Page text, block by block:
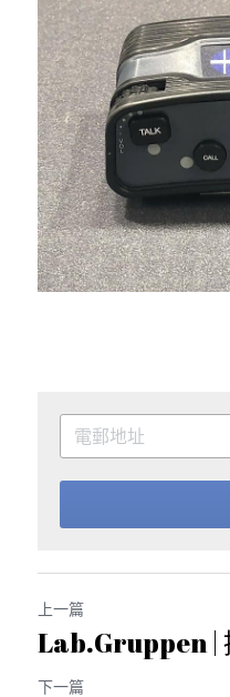
上一篇
Lab.Gruppen |
下一篇